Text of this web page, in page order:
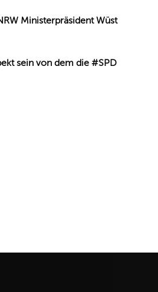
Ministerpräsident Wüst
sein von dem die #SPD